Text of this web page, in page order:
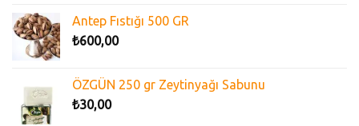
Antep Fıstığı 500 GR
₺600,00
ÖZGÜN 250 gr Zeytinyağı Sabunu
₺30,00